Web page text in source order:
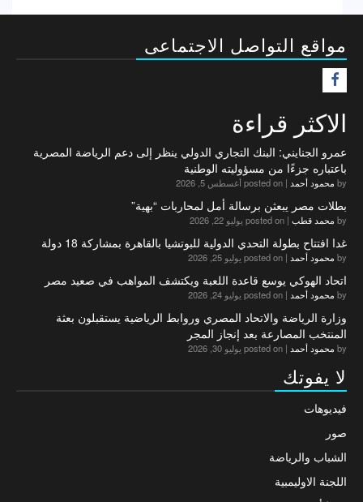
مواقع التواصل الاجتماعى
الاكثر قراءة
عمرو الجنايني: البنك التجاري الدولي ينظر إلى دعم الرياضة المصرية
باعتباره جزءًا من مسؤوليته الوطنية
by محمود أحمد | posted on أغسطس 5, 2026
بطلات مصر يبعثن برسالة أمل لمحاربات “بهية”
by محمد قطب | posted on يوليو 22, 2026
غدا افتتاح بطولة التحدي الدولية للبوتشيا بالقاهرة بمشاركة 18 دولة
by محمود أحمد | posted on يوليو 25, 2026
اتحاد الهوكي يوسع قاعدة اللعبة ويكتشف المواهب في صعيد مصر
by محمود أحمد | posted on يوليو 24, 2026
وزارة الرياضة والاتحاد المصري وروابط الرياضية يستقبلون بعثة
المنتخب المصارعة بعد إنجاز المجر
by محمود أحمد | posted on يوليو 30, 2026
لا يفوتك
فيديوهات
صور
الشباب والرياضة
اللجنة الاوليمبية